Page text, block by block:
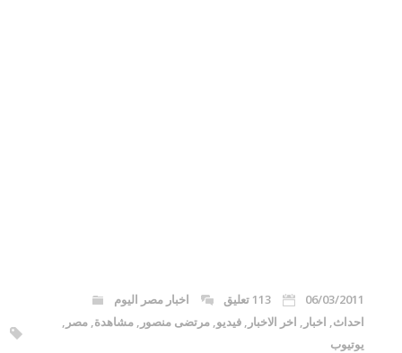
06/03/2011 113 تعليق
اخبار مصر اليوم
احداث, اخبار , اخر الاخبار ,فيديو,مرتضى منصور ,مشاهدة,مصر ,
يوتيوب